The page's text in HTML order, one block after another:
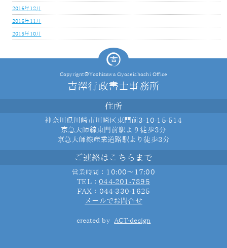
2016年12月
2016年11月
2015年10月
Copyrignt©Yoshizawa Gyoseishoshi Office
吉澤行政書士事務所
住所
神奈川県川崎市川崎区東門前3-10-15-514
京急大師線東門前駅より徒歩3分
京急大師線産業道路駅より徒歩3分
ご連絡はこちらまで
営業時間
：10:00～17:00
TEL： 044-201-7895
FAX：044-330-1625
メールでお問合せ
created by ACT-design